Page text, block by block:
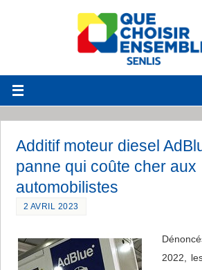
Additif moteur diesel
panne qui coûte cher aux
automobilistes
2 AVRIL 2023
2022,